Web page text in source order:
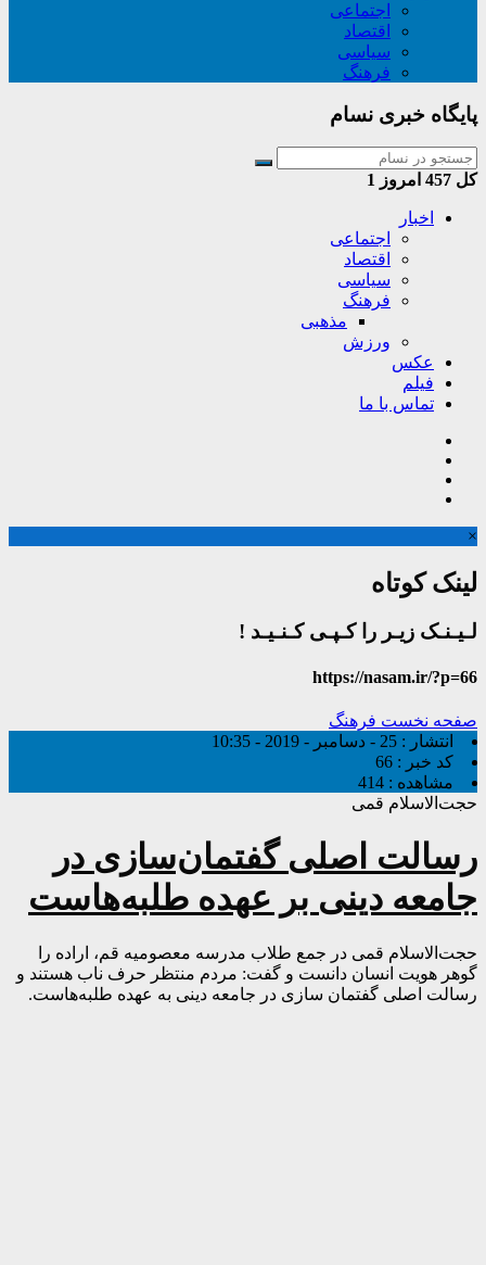
اجتماعی
اقتصاد
سیاسی
فرهنگ
پایگاه خبری نسام
کل امروز 1
اخبار
اجتماعی
اقتصاد
سیاسی
فرهنگ
مذهبی
ورزش
عکس
فیلم
تماس با ما
×
لینک کوتاه
لـیـنـک زیـر را کـپـی کـنـیـد !
https://nasam.ir/?p=66
صفحه نخست فرهنگ
انتشار : 25 - دسامبر - 2019 - 10:35
کد خبر : 66
مشاهده : 414
حجت‌الاسلام قمی
رسالت اصلی گفتمان‌سازی در
جامعه دینی بر عهده طلبه‌هاست
حجت‌الاسلام قمی در جمع طلاب مدرسه معصومیه قم، اراده را
گوهر هویت انسان دانست و گفت: مردم منتظر حرف ناب هستند و
رسالت اصلی گفتمان سازی در جامعه دینی به عهده طلبه‌هاست.